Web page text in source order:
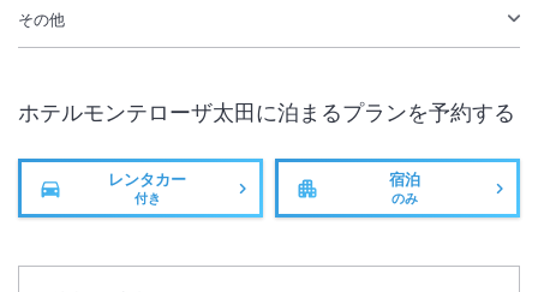
その他
ホテルモンテローザ太田 に泊まるプランを予約する
レンタカー
付き
宿泊
のみ